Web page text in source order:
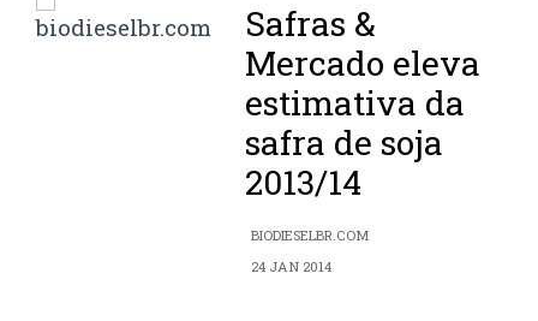
Safras &
Mercado eleva
estimativa da
safra de soja
2013/14
BIODIESELBR.COM
24 JAN 2014